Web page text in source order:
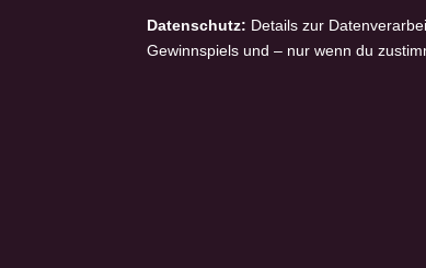
Datenschutz: Details zur
Gewinnspiels und – nur wenn du